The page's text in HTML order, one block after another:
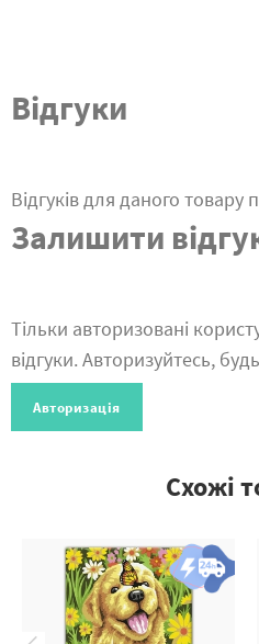
Відгуки
Відгуків для даного товару
Залишити
Тільки авторизовані
відгуки. Авторизуйтесь,
Авторизація
Схожі